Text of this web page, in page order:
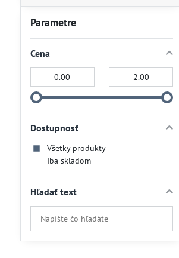
Parametre
Cena
Dostupnosť
Všetky produkty
Iba skladom
Hľadať text
Prehľadať
výsledky
filtra